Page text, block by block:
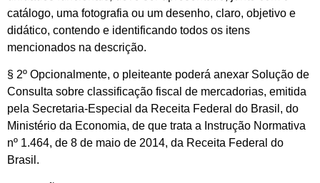
catálogo, uma fotografia ou um desenho, claro, objetivo e
didático, contendo e identificando todos os itens
mencionados na descrição.
§ 2º Opcionalmente, o pleiteante poderá anexar Solução de
Consulta sobre classificação fiscal de mercadorias, emitida
pela Secretaria-Especial da Receita Federal do Brasil, do
Ministério da Economia, de que trata a Instrução Normativa
nº 1.464, de 8 de maio de 2014, da Receita Federal do
Brasil.